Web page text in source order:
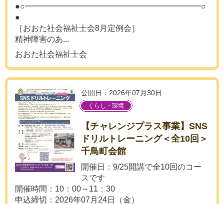
●○━━━━━━━━━━━━━━━━━━━━━━○
●
［おおた社会福祉士会8月定例会］
精神障害のあ...
おおた社会福祉士会
公開日：2026年07月30日
くらし・環境
【チャレンジプラス事業】SNS
ドリルトレーニング＜全10回＞
千鳥町会館
開催日：9/25開講で全10回のコー
スです
開催時間：10：00～11：30
申込締切：2026年07月24日（金）